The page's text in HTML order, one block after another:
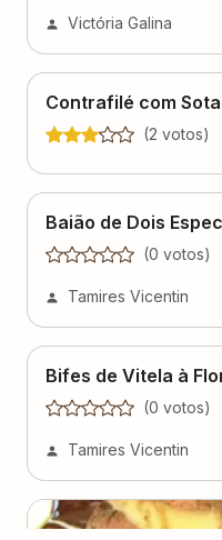
Victória Galina
Contrafilé com
(2 votos)
Baião de Dois
(0 votos)
Tamires Vicentin
Bifes de Vitela à
(0 votos)
Tamires Vicentin